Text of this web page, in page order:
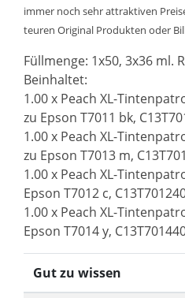
immer noch sehr attraktiven
teuren Original Produkten oder
Füllmenge: 1x50, 3x36 ml.
Beinhaltet:
1.00 x Peach XL-
zu Epson T7011 bk,
1.00 x Peach XL-
zu Epson T7013 m,
1.00 x Peach XL-
Epson T7012 c,
1.00 x Peach XL-
Epson T7014 y,
Gut zu wissen